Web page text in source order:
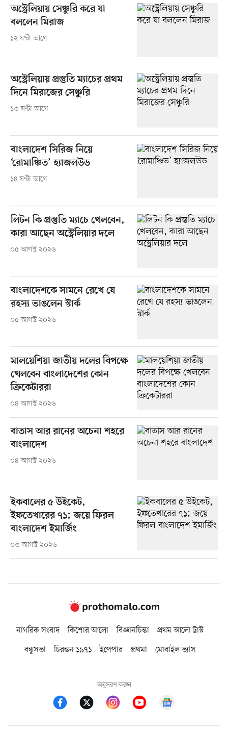
অস্ট্রেলিয়ায় সেঞ্চুরি করে যা
বললেন মিরাজ
১২ ঘণ্টা আগে
অস্ট্রেলিয়ায় প্রস্তুতি ম্যাচের প্রথম
দিনে মিরাজের সেঞ্চুরি
১৩ ঘণ্টা আগে
বাংলাদেশ সিরিজ নিয়ে
‘রোমাঞ্চিত’ হ্যাজলউড
১৪ ঘণ্টা আগে
লিটন কি প্রস্তুতি ম্যাচে খেলবেন,
কারা আছেন অস্ট্রেলিয়ার দলে
০৫ আগস্ট ২০২৬
বাংলাদেশকে সামনে রেখে যে
রহস্য ভাঙলেন স্টার্ক
০৫ আগস্ট ২০২৬
মালয়েশিয়া জাতীয় দলের বিপক্ষে
খেলবেন বাংলাদেশের কোন
ক্রিকেটাররা
০৪ আগস্ট ২০২৬
বাতাস আর রানের অচেনা শহরে
বাংলাদেশ
০৪ আগস্ট ২০২৬
ইকবালের ৫ উইকেট,
ইফতেখারের ৭১; জয়ে ফিরল
বাংলাদেশ ইমার্জিং
০৩ আগস্ট ২০২৬
নাগরিক সংবাদ কিশোর আলো বিজ্ঞানচিন্তা
প্রথম আলো ট্রাস্ট
বন্ধুসভা
চিরন্তন ১৯৭১ ইপেপার প্রথমা মোবাইল ভ্যাস
অনুসরণ করুন